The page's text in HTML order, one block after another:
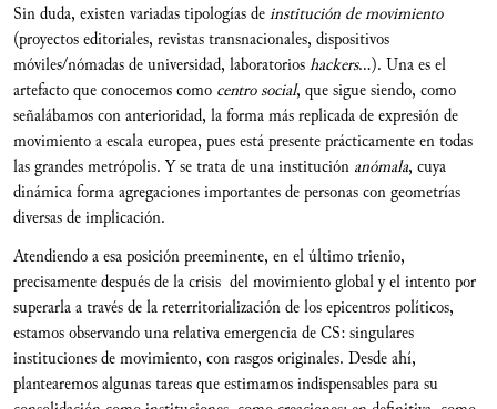
Sin duda, existen variadas tipologías deinstitución de movimiento
(proyectos editoriales, revistas transnacionales, dispositivos
móviles/nómadas de universidad, laboratorioshackers…). Una es el
artefacto que conocemos como centro social, que sigue siendo, como
señalábamos con anterioridad, la forma más replicada de expresión de
movimiento a escala europea, pues está presente prácticamente en todas
las grandes metrópolis. Y se trata de una institución anómala, cuya
dinámica forma agregaciones importantes de personas con geometrías
diversas de implicación.
Atendiendo a esa posición preeminente, en el último trienio,
precisamente después de la crisis del movimiento global y el intento por
superarla a través de la reterritorialización de los epicentros políticos,
estamos observando una relativa emergencia de CS: singulares
instituciones de movimiento, con rasgos originales. Desde ahí,
plantearemos algunas tareas que estimamos indispensables para su